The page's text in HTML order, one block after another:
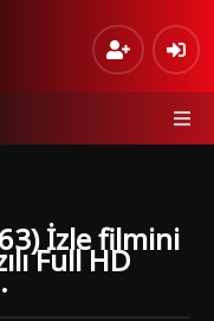
İzle filmini
Full HD